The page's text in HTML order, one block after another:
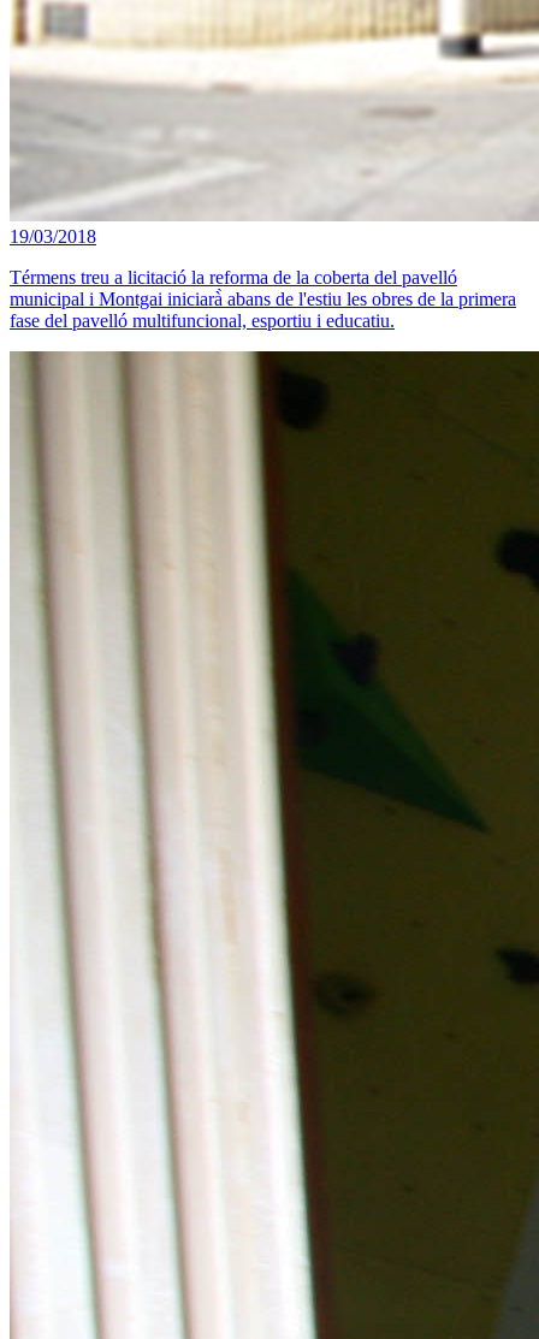
19/03/2018
Térmens treu a licitació la reforma de la coberta del pavelló
municipal i Montgai iniciarà̀ abans de l'estiu les obres de la primera
fase del pavelló multifuncional, esportiu i educatiu.